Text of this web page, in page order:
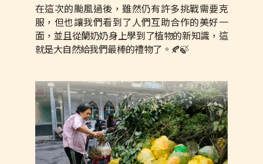
在這次的颱風過後，雖然仍有許多挑戰需要克
服，但也讓我們看到了人們互助合作的美好一
面，並且從蘭奶奶身上學到了植物的新知識，這
就是大自然給我們最棒的禮物了。🍂🍃